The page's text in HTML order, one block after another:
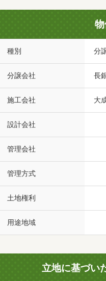
種別 分
分譲会社 長
施工会社 大
設計会社
管理会社
管理方式
土地権利
用途地域
立地に基づい